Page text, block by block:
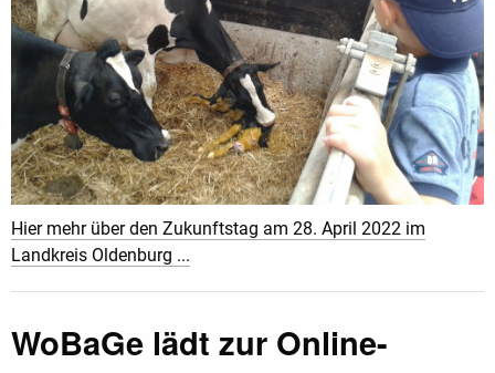
Hier mehr über den Zukunftstag am 28. April 2022 im
Landkreis Oldenburg ...
WoBaGe lädt zur Online-